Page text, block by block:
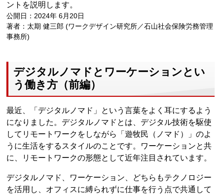
ントを説明します。
公開日：2024年 6月20日
著者：太期 健三郎 (ワークデザイン研究所／石山社会保険労務管理
事務所)
デジタルノマドとワーケーションとい
う働き方（前編）
最近、「デジタルノマド」という言葉をよく耳にするよう
になりました。デジタルノマドとは、デジタル技術を駆使
してリモートワークをしながら「遊牧民（ノマド）」のよ
うに生活をするスタイルのことです。ワーケーションと共
に、リモートワークの形態として近年注目されています。
デジタルノマド、ワーケーション、どちらもテクノロジー
を活用し、オフィスに縛られずに仕事を行う点で共通して